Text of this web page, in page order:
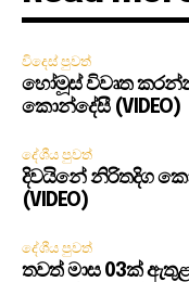
විදෙස් පුවත්
හෝමූස් විවෘත
කොන්දේසී (VIDEO)
දේශීය පුවත්
දිවයිනේ නිරිතදිග
(VIDEO)
දේශීය පුවත්
තවත් මාස 03ක්